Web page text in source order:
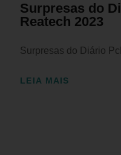
Surpresas do
Reatech 2023
Surpresas do Diário
LEIA MAIS